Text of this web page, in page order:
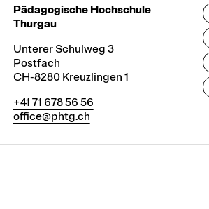
Pädagogische Hochschule
Thurgau
Unterer Schulweg 3
Postfach
CH-8280 Kreuzlingen 1
+41 71 678 56 56
office@phtg.ch